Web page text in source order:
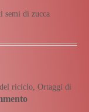
semi di zucca
riciclo Ortaggi di